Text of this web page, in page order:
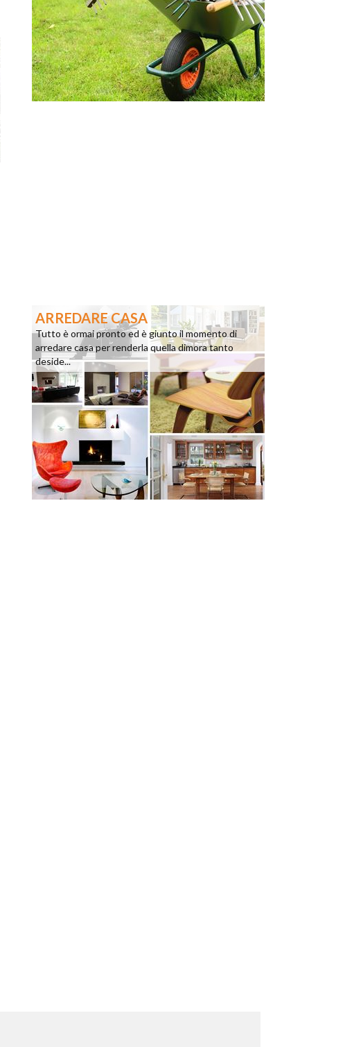
ARREDARE CASA
Tutto è ormai pronto ed è giunto il momento di
arredare casa per renderla quella dimora tanto
deside...